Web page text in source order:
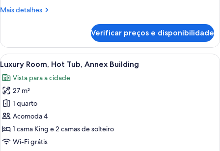
Building
Mais detalhes
Mais
Quadruple
Room,
Annex
Building
Verificar preços e disponibilidade
Carrega
todas
as
fotos
de
Luxury
Room,
Hot
Luxury Room, Hot Tub, Annex
12
Luxury Room, Hot Tub, Annex Building
Vista para a cidade
27 m²
1 quarto
Acomoda 4
1 cama King e 2 camas de solteiro
Wi-Fi grátis